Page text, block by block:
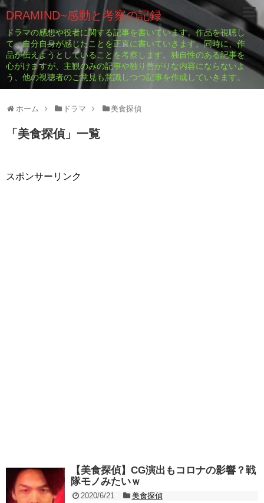
DRAMIND~感動と考察の記録
ドラマの感想や役者に関する記事を書いています。作品を視聴し
て、自分自身が感じたことを正直に書いていきます。同時に、作
品が伝えようとしていることを考察します。独自性のある記事を
心がけますが、主観のみの記事や独り善がりな内容にならないよ
う、他の視聴者のご意見も意識しつつ記事を作成していきます。
ホーム ドラマ 美食探偵
「 美食探偵」 一覧
スポンサーリンク
【美食探偵】CG演出もコロナの影響？戦
隊モノみたいｗ
2020/6/21
美食探偵